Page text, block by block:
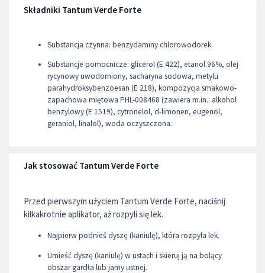
Składniki Tantum Verde Forte
Substancja czynna: benzydaminy chlorowodorek.
Substancje pomocnicze: glicerol (E 422), etanol 96%, olej
rycynowy uwodorniony, sacharyna sodowa, metylu
parahydroksybenzoesan (E 218), kompozycja smakowo-
zapachowa miętowa PHL-008468 (zawiera m.in.: alkohol
benzylowy (E 1519), cytronelol, d-limonen, eugenol,
geraniol, linalol), woda oczyszczona.
Jak stosować Tantum Verde Forte
Przed pierwszym użyciem Tantum Verde Forte, naciśnij
kilkakrotnie aplikator, aż rozpyli się lek.
Najpierw podnieś dyszę (kaniulę), która rozpyla lek.
Umieść dyszę (kaniulę) w ustach i skieruj ją na bolący
obszar gardła lub jamy ustnej.